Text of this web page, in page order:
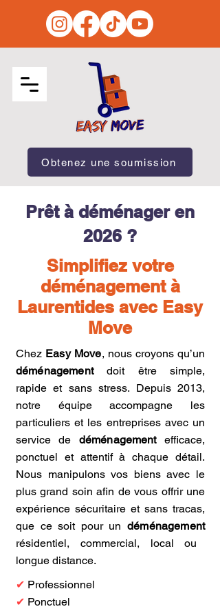
Obtenez une soumission
Prêt à déménager en
2026 ?
Simplifiez votre
déménagement à
Laurentides avec Easy
Move
Chez Easy Move, nous croyons qu’un
déménagementdoit être simple,
rapide et sans stress. Depuis 2013,
notre équipe accompagne les
particuliers et les entreprises avec un
service de déménagementefficace,
ponctuel et attentif à chaque détail.
Nous manipulons vos biens avec le
plus grand soin afin de vous offrir une
expérience sécuritaire et sans tracas,
que ce soit pour undéménagement
résidentiel, commercial, local ou
longue distance.
✔ Professionnel
✔ Ponctuel